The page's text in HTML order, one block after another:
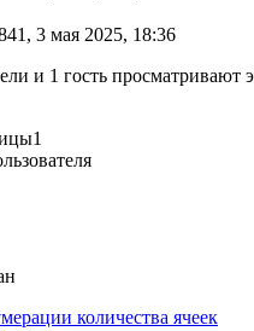
3 мая 2025, 18:36
и 1 гость просматривают
1
количества ячеек